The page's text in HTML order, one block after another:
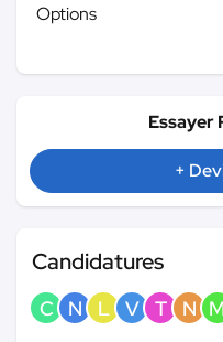
Options
Essayer
+
Candidatures
C N L V T N